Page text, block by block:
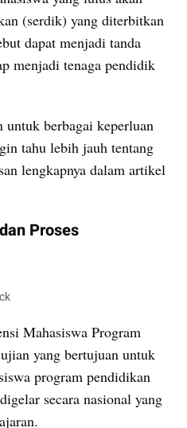
(serdik) yang diterbitkan
dapat menjadi tanda
menjadi tenaga pendidik
berbagai keperluan
tahu lebih jauh tentang
lengkapnya dalam artikel
Proses
Mahasiswa Program
yang bertujuan untuk
program pendidikan
secara nasional yang